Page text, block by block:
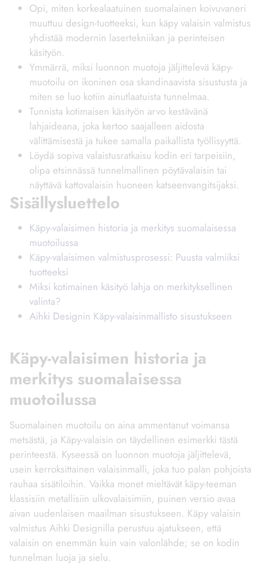
Opi, miten korkealaatuinen suomalainen koivuvaneri
muuttuu design-tuotteeksi, kun käpy valaisin valmistus
yhdistää modernin lasertekniikan ja perinteisen
käsityön.
Ymmärrä, miksi luonnon muotoja jäljittelevä käpy-
muotoilu on ikoninen osa skandinaavista sisustusta ja
miten se luo kotiin ainutlaatuista tunnelmaa.
Tunnista kotimaisen käsityön arvo kestävänä
lahjaideana, joka kertoo saajalleen aidosta
välittämisestä ja tukee samalla paikallista työllisyyttä.
Löydä sopiva valaistusratkaisu kodin eri tarpeisiin,
olipa etsinnässä tunnelmallinen pöytävalaisin tai
näyttävä kattovalaisin huoneen katseenvangitsijaksi.
Sisällysluettelo
Käpy-valaisimen historia ja merkitys suomalaisessa
muotoilussa
Käpy-valaisimen valmistusprosessi: Puusta valmiiksi
tuotteeksi
Miksi kotimainen käsityö lahja on merkityksellinen
valinta?
Aihki Designin Käpy-valaisinmallisto sisustukseen
Käpy-valaisimen historia ja
merkitys suomalaisessa
muotoilussa
Suomalainen muotoilu on aina ammentanut voimansa
metsästä, ja Käpy-valaisin on täydellinen esimerkki tästä
perinteestä. Kyseessä on luonnon muotoja jäljittelevä,
usein kerroksittainen valaisinmalli, joka tuo palan pohjoista
rauhaa sisätiloihin. Vaikka monet mieltävät käpy-teeman
klassisiin metallisiin ulkovalaisimiin, puinen versio avaa
aivan uudenlaisen maailman sisustukseen. Käpy valaisin
valmistus Aihki Designilla perustuu ajatukseen, että
valaisin on enemmän kuin vain valonlähde; se on kodin
tunnelman luoja ja sielu.